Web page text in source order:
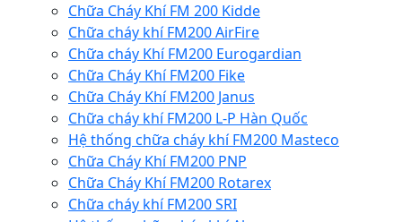
Chữa Cháy Khí FM 200 Kidde
Chữa cháy khí FM200 AirFire
Chữa cháy Khí FM200 Eurogardian
Chữa Cháy Khí FM200 Fike
Chữa Cháy Khí FM200 Janus
Chữa cháy khí FM200 L-P Hàn Quốc
Hệ thống chữa cháy khí FM200 Masteco
Chữa Cháy Khí FM200 PNP
Chữa Cháy Khí FM200 Rotarex
Chữa cháy khí FM200 SRI